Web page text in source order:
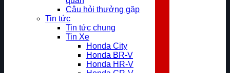
Câu hỏi thưởng gặp
Tin tức
Tin tức chung
Tin Xe
Honda City
Honda BR-V
Honda HR-V